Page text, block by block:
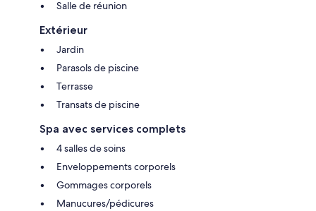
Salle de réunion
Extérieur
Jardin
Parasols de piscine
Terrasse
Transats de piscine
Spa avec services complets
4 salles de soins
Enveloppements corporels
Gommages corporels
Manucures/pédicures